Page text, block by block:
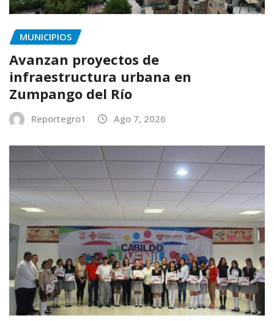
MUNICIPIOS
Avanzan proyectos de
infraestructura urbana en
Zumpango del Río
Reportegro1 Ago 7, 2026